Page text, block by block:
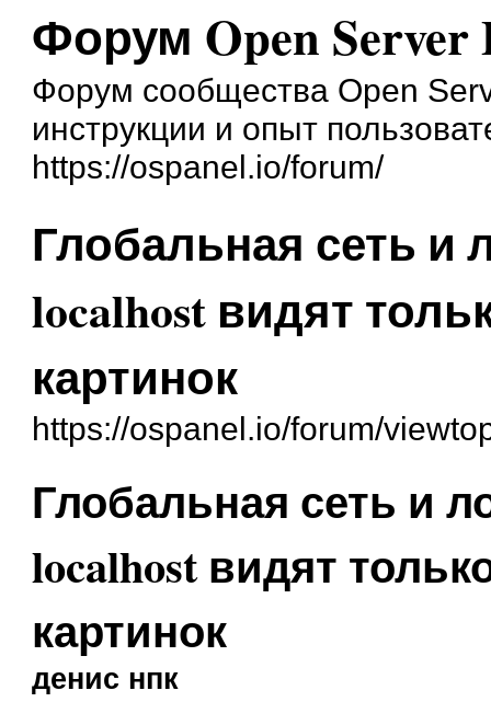
Форум Open Server
Форум сообщества Open
инструкции и опыт
https://ospanel.io/forum/
Глобальная сеть и
localhost видят
картинок
https://ospanel.io/forum/
Глобальная сеть и
localhost видят
картинок
денис нпк